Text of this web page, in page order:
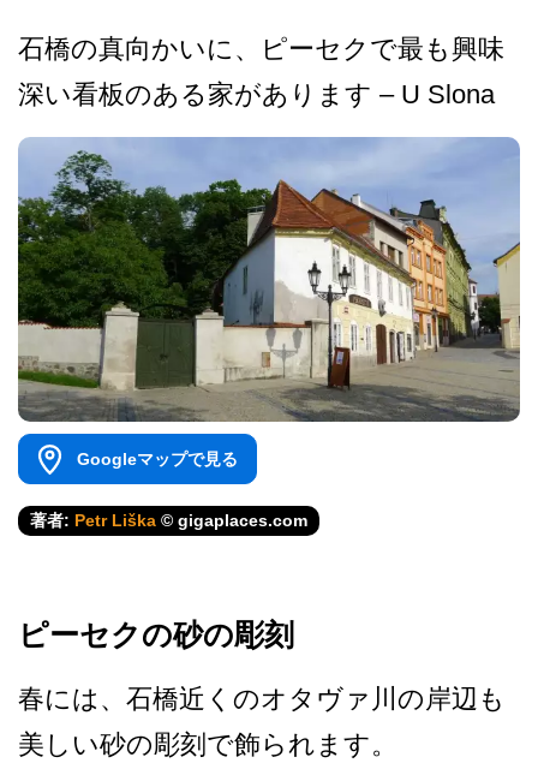
石橋の真向かいに、ピーセク­で最も興味
深い看板のある家があります – U Slona
Googleマップで見る
著者: Petr Liška © gigaplaces.com
ピーセクの砂の彫刻
春には、石橋近くのオタヴァ­川の岸辺も
美しい砂の彫刻で飾られます。